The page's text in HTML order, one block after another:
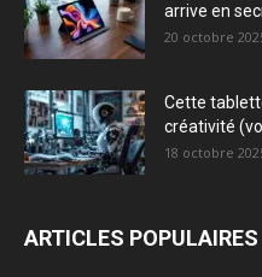
arrive en
20 octobre
Cette
créativité
18 octobre
ARTICLES POPULAIRES